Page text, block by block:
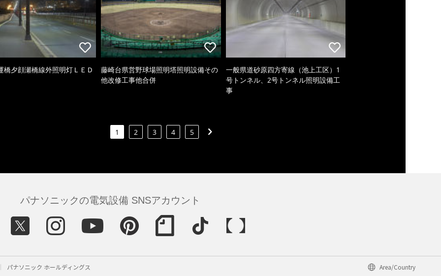
橋夕顔瀬橋線外照明灯ＬＥＤ
藤崎台県営野球場照明塔照明設備その
他改修工事他合併
一般県道砂原四方寄線（池上工区）1
号トンネル、2号トンネル照明設備工
事
1 2 3 4 5
パナソニックの電気設備 SNSアカウント
パナソニック ホールディングス Area/Country